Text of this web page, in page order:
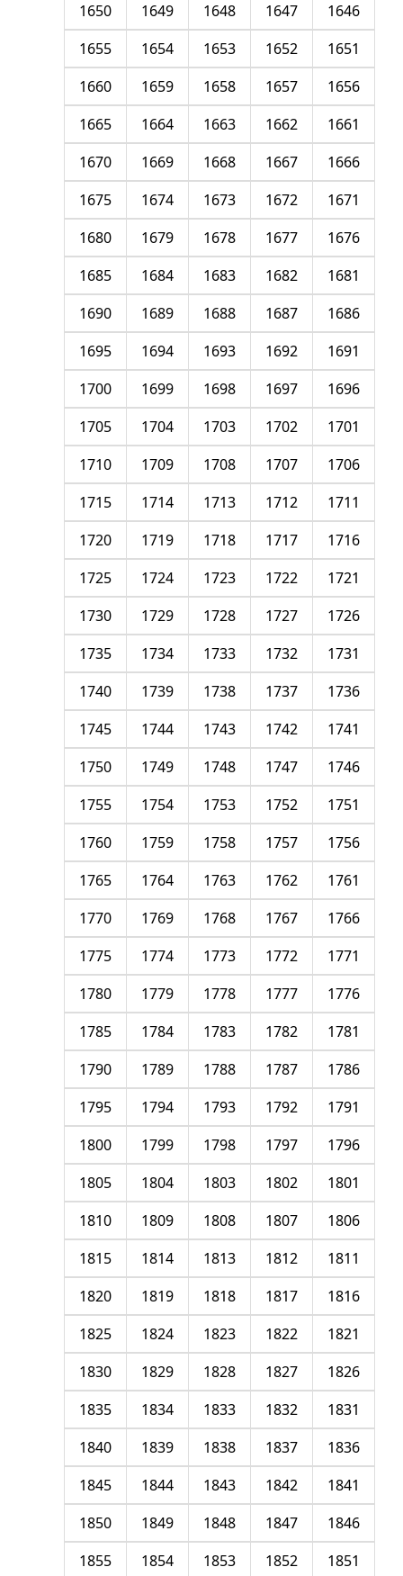
1646
1647
1648
1649
1650
1651
1652
1653
1654
1655
1656
1657
1658
1659
1660
1661
1662
1663
1664
1665
1666
1667
1668
1669
1670
1671
1672
1673
1674
1675
1676
1677
1678
1679
1680
1681
1682
1683
1684
1685
1686
1687
1688
1689
1690
1691
1692
1693
1694
1695
1696
1697
1698
1699
1700
1701
1702
1703
1704
1705
1706
1707
1708
1709
1710
1711
1712
1713
1714
1715
1716
1717
1718
1719
1720
1721
1722
1723
1724
1725
1726
1727
1728
1729
1730
1731
1732
1733
1734
1735
1736
1737
1738
1739
1740
1741
1742
1743
1744
1745
1746
1747
1748
1749
1750
1751
1752
1753
1754
1755
1756
1757
1758
1759
1760
1761
1762
1763
1764
1765
1766
1767
1768
1769
1770
1771
1772
1773
1774
1775
1776
1777
1778
1779
1780
1781
1782
1783
1784
1785
1786
1787
1788
1789
1790
1791
1792
1793
1794
1795
1796
1797
1798
1799
1800
1801
1802
1803
1804
1805
1806
1807
1808
1809
1810
1811
1812
1813
1814
1815
1816
1817
1818
1819
1820
1821
1822
1823
1824
1825
1826
1827
1828
1829
1830
1831
1832
1833
1834
1835
1836
1837
1838
1839
1840
1841
1842
1843
1844
1845
1846
1847
1848
1849
1850
1851
1852
1853
1854
1855